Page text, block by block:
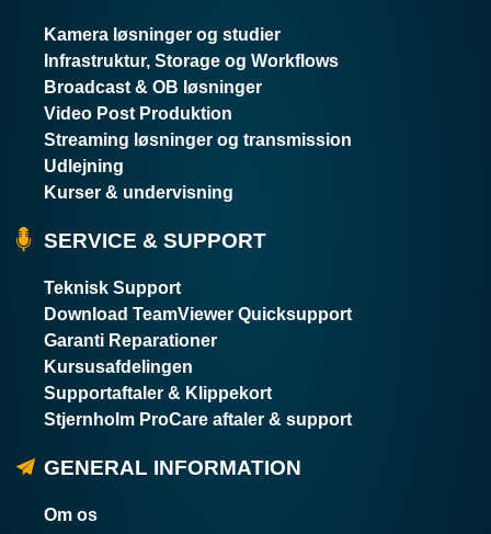
Kamera løsninger og studier
Infrastruktur, Storage og Workflows
Broadcast & OB løsninger
Video Post Produktion
Streaming løsninger og transmission
Udlejning
Kurser & undervisning
SERVICE & SUPPORT
Teknisk Support
Download TeamViewer Quicksupport
Garanti Reparationer
Kursusafdelingen
Supportaftaler & Klippekort
Stjernholm ProCare aftaler & support
GENERAL INFORMATION
Om os